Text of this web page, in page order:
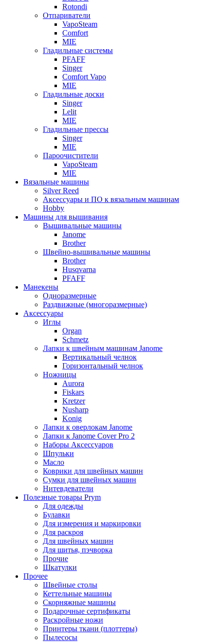
Rotondi
Отпариватели
VapoSteam
Comfort
MIE
Гладильные системы
PFAFF
Singer
Comfort Vapo
MIE
Гладильные доски
Singer
Lelit
MIE
Гладильные прессы
Singer
MIE
Пароочистители
VapoSteam
MIE
Вязальные машины
Silver Reed
Аксессуары и ПО к вязальным машинам
Hobby
Машины для вышивания
Вышивальные машины
Janome
Brother
Швейно-вышивальные машины
Brother
Husqvarna
PFAFF
Манекены
Одноразмерные
Раздвижные (многоразмерные)
Аксессуары
Иглы
Organ
Schmetz
Лапки к швейным машинам Janome
Вертикальный челнок
Горизонтальный челнок
Ножницы
Aurora
Fiskars
Kretzer
Nusharp
Konig
Лапки к оверлокам Janome
Лапки к Janome Cover Pro 2
Наборы Аксессуаров
Шпульки
Масло
Коврики для швейных машин
Сумки для швейных машин
Нитевдеватели
Полезные товары Prym
Для одежды
Булавки
Для измерения и маркировки
Для раскроя
Для швейных машин
Для шитья, пэчворка
Прочие
Шкатулки
Прочее
Швейные столы
Кеттельные машины
Скорняжные машины
Подарочные сертификаты
Раскройные ножи
Принтеры ткани (плоттеры)
Пылесосы